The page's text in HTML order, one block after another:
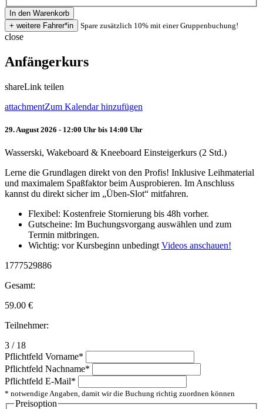
Spare zusätzlich 10% mit einer Gruppenbuchung!
close
Anfängerkurs
shareLink teilen
attachmentZum Kalendar hinzufügen
29. August 2026 - 12:00 Uhr bis 14:00 Uhr
Wasserski, Wakeboard & Kneeboard Einsteigerkurs (2 Std.)
Lerne die Grundlagen direkt von den Profis! Inklusive Leihmaterial
und maximalem Spaßfaktor beim Ausprobieren. Im Anschluss
kannst du direkt sicher im „Üben-Slot“ mitfahren.
Flexibel: Kostenfreie Stornierung bis 48h vorher.
Gutscheine: Im Buchungsvorgang auswählen und zum
Termin mitbringen.
Wichtig: vor Kursbeginn unbedingt Videos anschauen!
1777529886
Gesamt:
59.00 €
Teilnehmer:
3 / 18
Pflichtfeld Vorname*
Pflichtfeld Nachname*
Pflichtfeld E-Mail*
* notwendige Angaben, damit wir die Buchung richtig zuordnen können
Preisoption